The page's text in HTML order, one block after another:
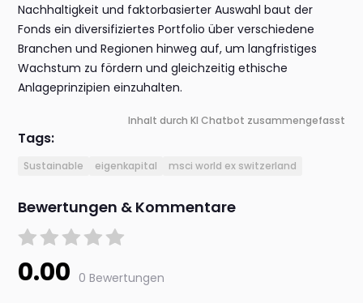
Nachhaltigkeit und faktorbasierter Auswahl baut der
Fonds ein diversifiziertes Portfolio über verschiedene
Branchen und Regionen hinweg auf, um langfristiges
Wachstum zu fördern und gleichzeitig ethische
Anlageprinzipien einzuhalten.
Inhalt durch KI Chatbot zusammengefasst
Tags:
Sustainable eigenkapital msci world ex switzerland
Bewertungen & Kommentare
0.00 0 Bewertungen